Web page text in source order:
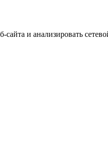
и анализировать